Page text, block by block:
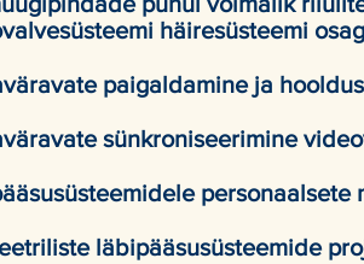
häiresüsteemi
paigaldamine ja hooldus
sünkroniseerimine
läbipääsusüsteemide